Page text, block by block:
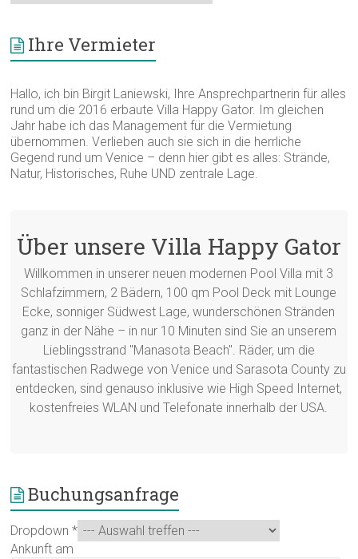
Kategorien
Ihre Vermieter
Hallo, ich bin Birgit Laniewski, Ihre Ansprechpartnerin für alles
rund um die 2016 erbaute Villa Happy Gator. Im gleichen
Jahr habe ich das Management für die Vermietung
übernommen. Verlieben auch sie sich in die herrliche
Gegend rund um Venice – denn hier gibt es alles: Strände,
Natur, Historisches, Ruhe UND zentrale Lage.
Über unsere Villa Happy Gator
Willkommen in unserer neuen modernen Pool Villa mit 3
Schlafzimmern, 2 Bädern, 100 qm Pool Deck mit Lounge
Ecke, sonniger Südwest Lage, wunderschönen Stränden
ganz in der Nähe – in nur 10 Minuten sind Sie an unserem
Lieblingsstrand "Manasota Beach". Räder, um die
fantastischen Radwege von Venice und Sarasota County zu
entdecken, sind genauso inklusive wie High Speed Internet,
kostenfreies WLAN und Telefonate innerhalb der USA.
Buchungsanfrage
Dropdown*
Ankunft am